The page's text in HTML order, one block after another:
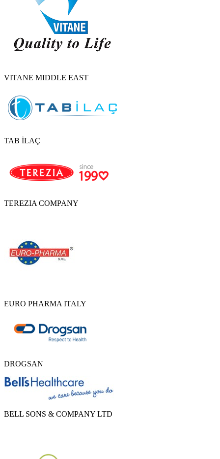
VITANE MIDDLE EAST
TAB İLAÇ
TEREZIA COMPANY
EURO PHARMA ITALY
DROGSAN
BELL SONS & COMPANY LTD